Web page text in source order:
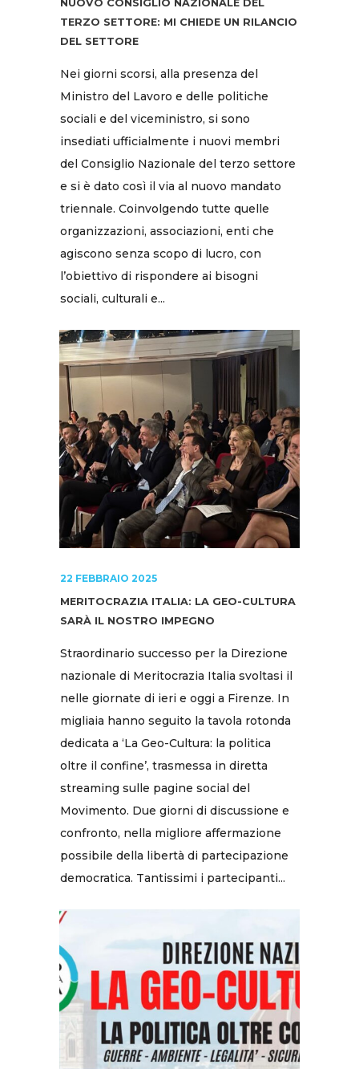
NUOVO CONSIGLIO NAZIONALE DEL
TERZO SETTORE: MI CHIEDE UN RILANCIO
DEL SETTORE
Nei giorni scorsi, alla presenza del
Ministro del Lavoro e delle politiche
sociali e del viceministro, si sono
insediati ufficialmente i nuovi membri
del Consiglio Nazionale del terzo settore
e si è dato così il via al nuovo mandato
triennale. Coinvolgendo tutte quelle
organizzazioni, associazioni, enti che
agiscono senza scopo di lucro, con
l’obiettivo di rispondere ai bisogni
sociali, culturali e...
22 FEBBRAIO 2025
MERITOCRAZIA ITALIA: LA GEO-CULTURA
SARÀ IL NOSTRO IMPEGNO
Straordinario successo per la Direzione
nazionale di Meritocrazia Italia svoltasi il
nelle giornate di ieri e oggi a Firenze. In
migliaia hanno seguito la tavola rotonda
dedicata a ‘La Geo-Cultura: la politica
oltre il confine’, trasmessa in diretta
streaming sulle pagine social del
Movimento. Due giorni di discussione e
confronto, nella migliore affermazione
possibile della libertà di partecipazione
democratica. Tantissimi i partecipanti...